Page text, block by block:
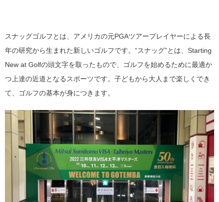
スナッグゴルフとは、アメリカの元PGAツアープレイヤーによる長
年の研究から生まれた新しいゴルフです。“スナッグ”とは、Starting
New at Golfの頭文字を取ったもので、ゴルフを始めるために最適か
つ上達の近道となるスポーツです。子どもから大人まで楽しくでき
て、ゴルフの基本が身につきます。